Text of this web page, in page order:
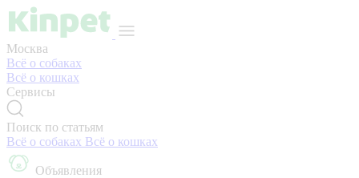
Москва
Всё о собаках
Всё о кошках
Сервисы
Поиск по статьям
Всё о собаках Всё о кошках
Объявления